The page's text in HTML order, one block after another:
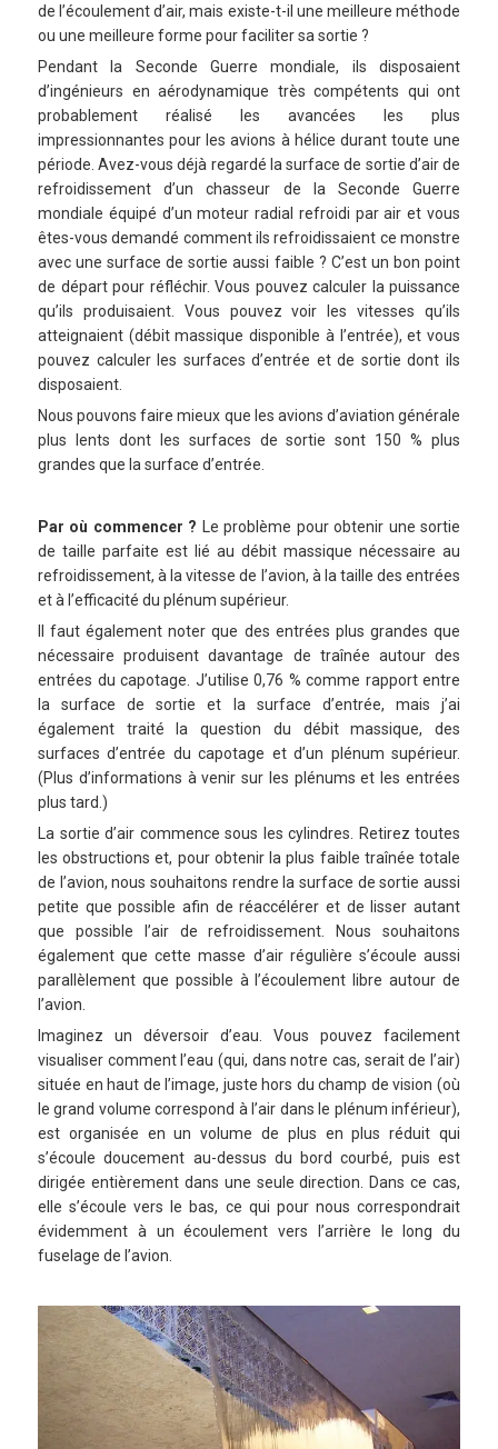
de l’écoulement d’air, mais existe-t-il une meilleure méthode
ou une meilleure forme pour faciliter sa sortie ?
Pendant la Seconde Guerre mondiale, ils disposaient
d’ingénieurs en aérodynamique très compétents qui ont
probablement réalisé les avancées les plus
impressionnantes pour les avions à hélice durant toute une
période. Avez-vous déjà regardé la surface de sortie d’air de
refroidissement d’un chasseur de la Seconde Guerre
mondiale équipé d’un moteur radial refroidi par air et vous
êtes-vous demandé comment ils refroidissaient ce monstre
avec une surface de sortie aussi faible ? C’est un bon point
de départ pour réfléchir. Vous pouvez calculer la puissance
qu’ils produisaient. Vous pouvez voir les vitesses qu’ils
atteignaient (débit massique disponible à l’entrée), et vous
pouvez calculer les surfaces d’entrée et de sortie dont ils
disposaient.
Nous pouvons faire mieux que les avions d’aviation générale
plus lents dont les surfaces de sortie sont 150 % plus
grandes que la surface d’entrée.
Par où commencer ? Le problème pour obtenir une sortie
de taille parfaite est lié au débit massique nécessaire au
refroidissement, à la vitesse de l’avion, à la taille des entrées
et à l’efficacité du plénum supérieur.
Il faut également noter que des entrées plus grandes que
nécessaire produisent davantage de traînée autour des
entrées du capotage. J’utilise 0,76 % comme rapport entre
la surface de sortie et la surface d’entrée, mais j’ai
également traité la question du débit massique, des
surfaces d’entrée du capotage et d’un plénum supérieur.
(Plus d’informations à venir sur les plénums et les entrées
plus tard.)
La sortie d’air commence sous les cylindres. Retirez toutes
les obstructions et, pour obtenir la plus faible traînée totale
de l’avion, nous souhaitons rendre la surface de sortie aussi
petite que possible afin de réaccélérer et de lisser autant
que possible l’air de refroidissement. Nous souhaitons
également que cette masse d’air régulière s’écoule aussi
parallèlement que possible à l’écoulement libre autour de
l’avion.
Imaginez un déversoir d’eau. Vous pouvez facilement
visualiser comment l’eau (qui, dans notre cas, serait de l’air)
située en haut de l’image, juste hors du champ de vision (où
le grand volume correspond à l’air dans le plénum inférieur),
est organisée en un volume de plus en plus réduit qui
s’écoule doucement au-dessus du bord courbé, puis est
dirigée entièrement dans une seule direction. Dans ce cas,
elle s’écoule vers le bas, ce qui pour nous correspondrait
évidemment à un écoulement vers l’arrière le long du
fuselage de l’avion.